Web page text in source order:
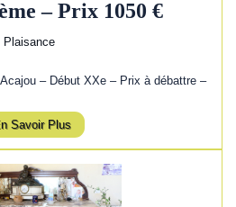
– Prix 1050 €
Plaisance
– Début XXe – Prix à débattre –
Savoir Plus